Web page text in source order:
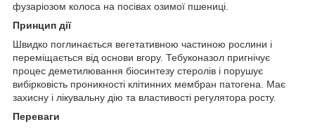
фузаріозом колоса на посівах озимої пшениці.
Принцип дії
Швидко поглинається вегетативною частиною рослини і
переміщається від основи вгору. Тебуконазол пригнічує
процес деметилювання біосинтезу стеролів і порушує
вибірковість проникності клітинних мембран патогена. Має
захисну і лікувальну дію та властивості регулятора росту.
Переваги